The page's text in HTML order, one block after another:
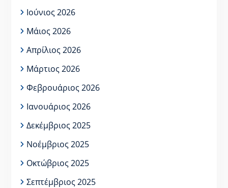
Ιούνιος 2026
Μάιος 2026
Απρίλιος 2026
Μάρτιος 2026
Φεβρουάριος 2026
Ιανουάριος 2026
Δεκέμβριος 2025
Νοέμβριος 2025
Οκτώβριος 2025
Σεπτέμβριος 2025